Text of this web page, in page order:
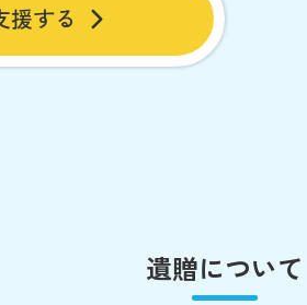
援する
遺贈について